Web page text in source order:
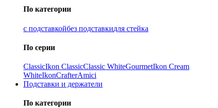
По категории
с подставкойбез подставкидля стейка
По серии
ClassicIkon ClassiсClassic WhiteGourmetIkon Cream
WhiteIkonCrafterAmici
Подставки и держатели
По категории